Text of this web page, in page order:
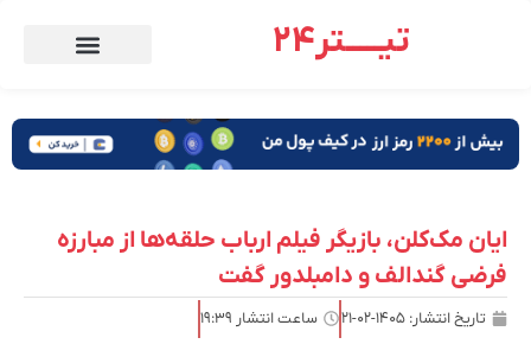
تیـــــتر24
ایان مک‌کلن، بازیگر فیلم ارباب حلقه‌‌ها از مبارزه
فرضی گندالف و دامبلدور گفت
تاریخ انتشار: ۱۴۰۵-۰۲-۲۱ ساعت انتشار ۱۹:۳۹